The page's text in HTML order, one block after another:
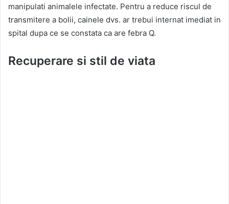
manipulati animalele infectate. Pentru a reduce riscul de
transmitere a bolii, cainele dvs. ar trebui internat imediat in
spital dupa ce se constata ca are febra Q.
Recuperare si stil de viata